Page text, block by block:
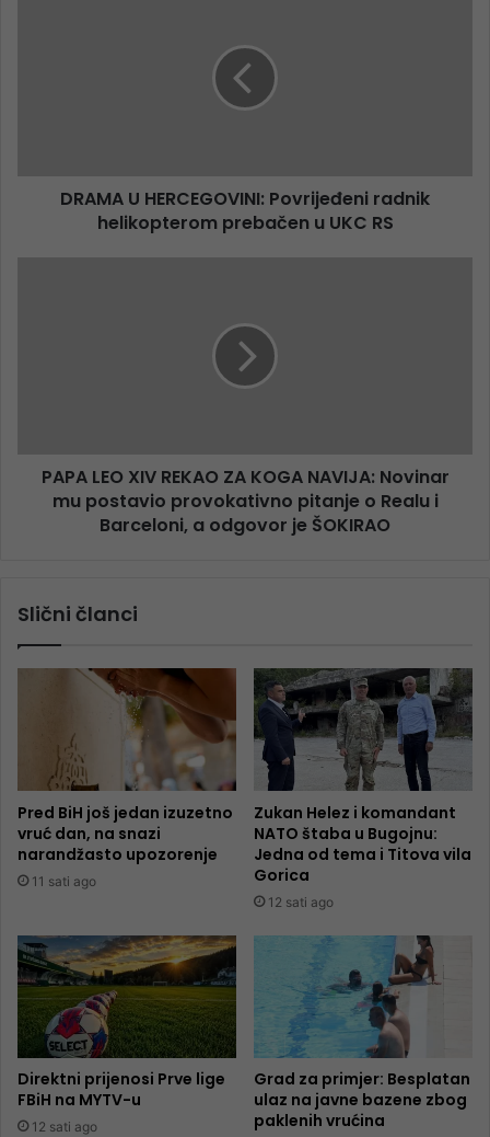
DRAMA U HERCEGOVINI: Povrijeđeni radnik
helikopterom prebačen u UKC RS
PAPA LEO XIV REKAO ZA KOGA NAVIJA: Novinar
mu postavio provokativno pitanje o Realu i
Barceloni, a odgovor je ŠOKIRAO
Slični članci
Pred BiH još jedan izuzetno
vruć dan, na snazi
narandžasto upozorenje
11 sati ago
Zukan Helez i komandant
NATO štaba u Bugojnu:
Jedna od tema i Titova vila
Gorica
12 sati ago
Direktni prijenosi Prve lige
FBiH na MYTV-u
12 sati ago
Grad za primjer: Besplatan
ulaz na javne bazene zbog
paklenih vrućina